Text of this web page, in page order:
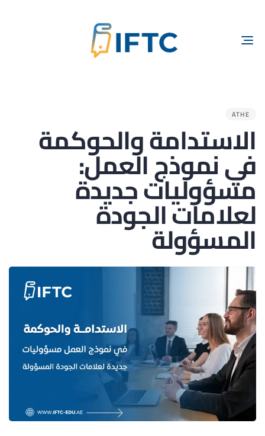
TOGGLE
ATHE
الاستدامة والحوكمة
في نموذج العمل:
مسؤوليات جديدة
لعلامات الجودة
المسؤولة